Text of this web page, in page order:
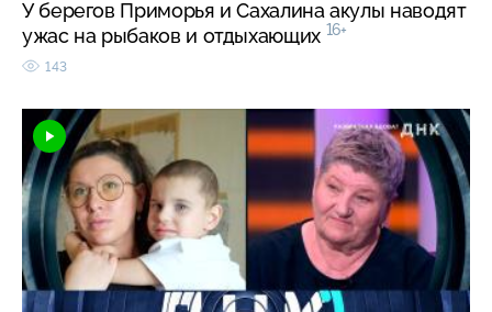
У берегов Приморья и Сахалина акулы наводят
ужас на рыбаков и отдыхающих 16+
143